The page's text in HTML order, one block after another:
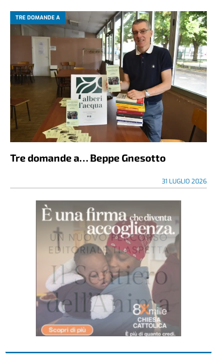
TRE DOMANDE A
Tre domande a… Beppe Gnesotto
31 LUGLIO 2026